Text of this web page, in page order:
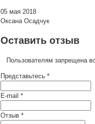
05 мая 2018
Оксана Осадчук
Оставить отзыв
Пользователям запрещена
Представьтесь *
E-mail *
Отзыв *